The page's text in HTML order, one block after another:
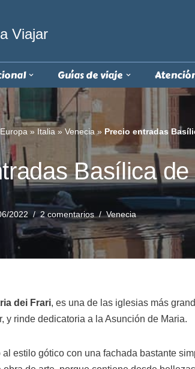
Viajar
Guías de viaje
Europa » Italia » Venecia » Precio entradas
Basílica
2022 2 comentarios Venecia
dei Frari, es una de las iglesias más
y rinde dedicatoria a la Asunción de Maria.
estilo gótico con una fachada bastante